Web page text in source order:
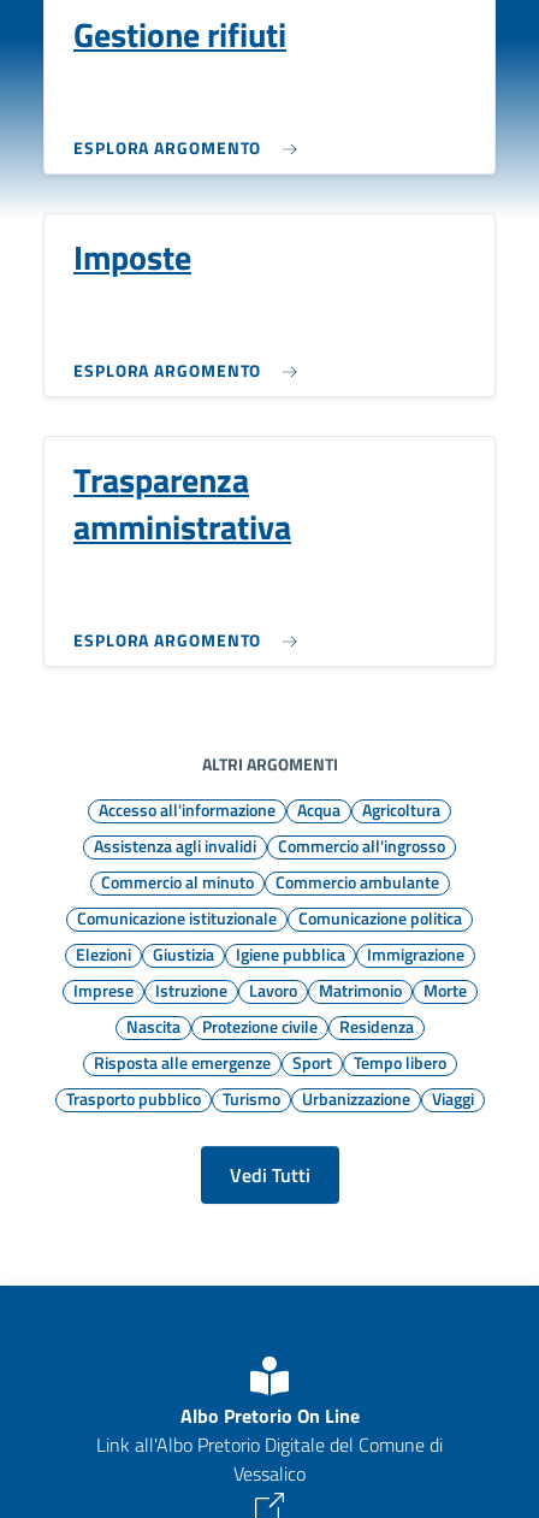
Gestione rifiuti
ESPLORA ARGOMENTO
Imposte
ESPLORA ARGOMENTO
Trasparenza
amministrativa
ESPLORA ARGOMENTO
ALTRI ARGOMENTI
Accesso all'informazione
Acqua
Agricoltura
Assistenza agli invalidi
Commercio all'ingrosso
Commercio al minuto
Commercio ambulante
Comunicazione istituzionale
Comunicazione politica
Elezioni
Giustizia Igiene pubblica
Immigrazione
Imprese
Istruzione Lavoro Matrimonio
Morte
Nascita
Protezione civile
Residenza
Risposta alle emergenze
Sport
Tempo libero
Trasporto pubblico
Turismo Urbanizzazione Viaggi
Vedi Tutti
Albo Pretorio On Line
Link all'Albo Pretorio Digitale del Comune di
Vessalico